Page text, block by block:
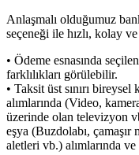
Anlaşmalı olduğumuz
seçeneği ile hızlı, kolay
• Ödeme esnasında
farklılıkları görülebilir.
• Taksit üst sınırı
alımlarında (Video,
üzerinde olan televizyon
eşya (Buzdolabı,
aletleri vb.) alımlarında